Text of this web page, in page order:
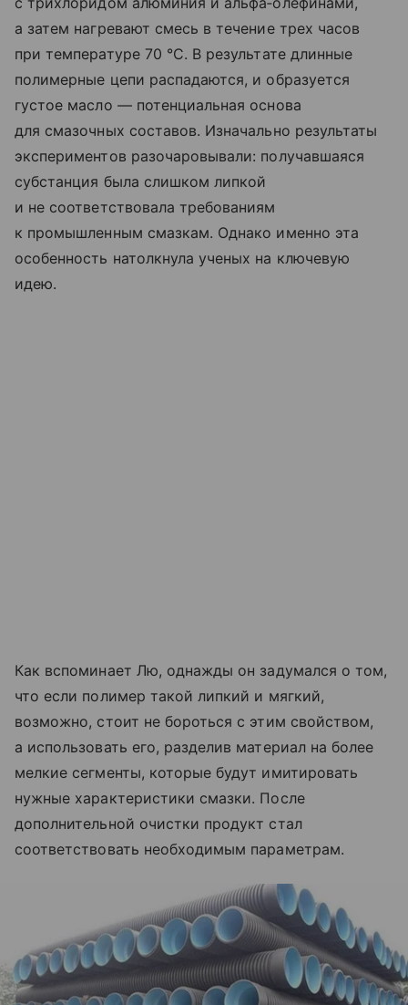
а затем нагревают смесь в течение трех часов
при температуре 70 °C. В результате длинные
полимерные цепи распадаются, и образуется
густое масло — потенциальная основа
для смазочных составов. Изначально результаты
экспериментов разочаровывали: получавшаяся
субстанция была слишком липкой
и не соответствовала требованиям
к промышленным смазкам. Однако именно эта
особенность натолкнула ученых на ключевую
идею.
Как вспоминает Лю, однажды он задумался о том,
что если полимер такой липкий и мягкий,
возможно, стоит не бороться с этим свойством,
а использовать его, разделив материал на более
мелкие сегменты, которые будут имитировать
нужные характеристики смазки. После
дополнительной очистки продукт стал
соответствовать необходимым параметрам.